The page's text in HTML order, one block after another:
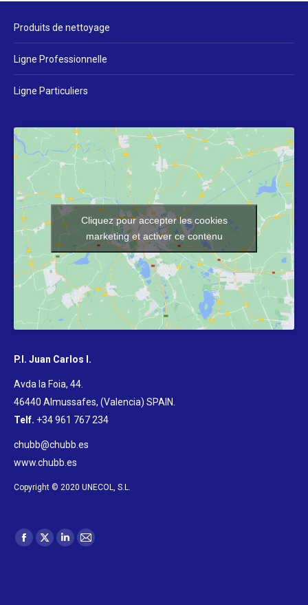
Produits de nettoyage
Ligne Professionnelle
Ligne Particuliers
Cliquez pour accepter les cookies
marketing et activer ce contenu
P.I. Juan Carlos I.
Avda la Foia, 44.
46440 Almussafes, (Valencia) SPAIN
Telf. +34 961 767 234
chubb@chubb.es
www.chubb.es
Copyright © 2020 UNECOL, S.L.
Trouvez nous sur :
La
La
La
La